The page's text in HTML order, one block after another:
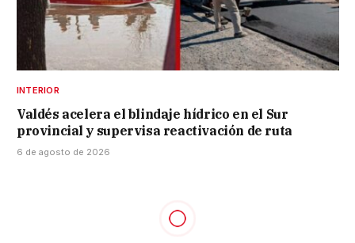
INTERIOR
Valdés acelera el blindaje hídrico en el Sur
provincial y supervisa reactivación de ruta
6 de agosto de 2026